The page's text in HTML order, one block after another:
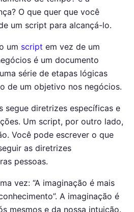
O que quer que você
um script para alcançá-lo.
um script em vez de um
é um documento
série de etapas lógicas
de um objetivo nos negócios.
segue diretrizes específicas e
Um script, por outro lado,
Você pode escrever o que
as diretrizes
pessoas.
vez: “A imaginação é mais
A imaginação é
mesmos e da nossa intuição.